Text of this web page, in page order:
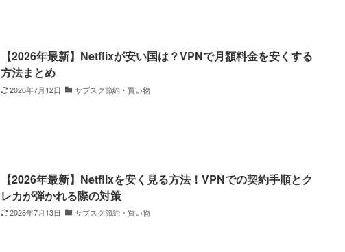
【2026年最新】Netflixが安い国は？VPNで月額料金を安くする
方法まとめ
2026年7月12日 サブスク節約・買い物
【2026年最新】Netflixを安く見る方法！VPNでの契約手順とク
レカが弾かれる際の対策
2026年7月13日 サブスク節約・買い物